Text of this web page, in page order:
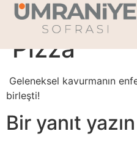
İtalyan
Pizza
Geleneksel kavurmanın
birleşti!
Bir yanıt yazın